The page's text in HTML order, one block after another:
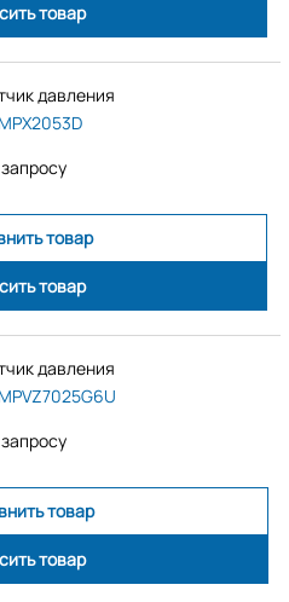
товар
давления
товар
товар
давления
товар
товар